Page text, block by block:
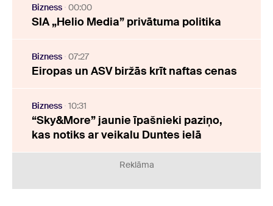
Bizness 00:00
SIA „Helio Media” privātuma politika
Bizness 07:27
Eiropas un ASV biržās krīt naftas cenas
Bizness 10:31
“Sky&More” jaunie īpašnieki paziņo,
kas notiks ar veikalu Duntes ielā
Reklāma